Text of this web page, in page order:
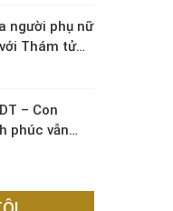
người phụ nữ
Thám tử
– Con
phúc vẫn